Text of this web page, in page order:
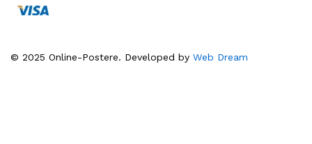
© 2025 Online-Postere. Developed by Web Dream